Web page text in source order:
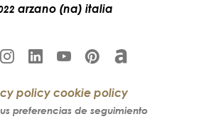
arzano (na) italia
policy cookie policy
preferencias de seguimiento